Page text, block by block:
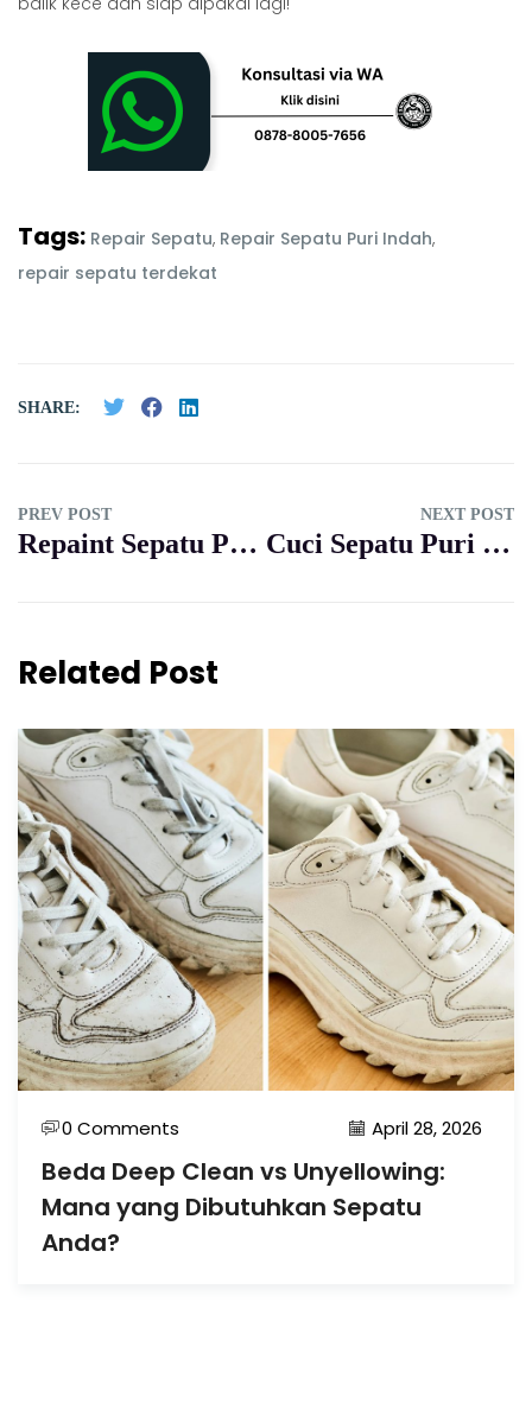
Tags: Repair Sepatu, Repair Sepatu Puri Indah,
repair sepatu terdekat
SHARE:
PREV POST
Repaint Sepatu Puri Indah
NEXT POST
Cuci Sepatu Puri Indah
Related Post
April 28, 2026
0 Comments
Beda Deep Clean vs Unyellowing:
Mana yang Dibutuhkan Sepatu
Anda?